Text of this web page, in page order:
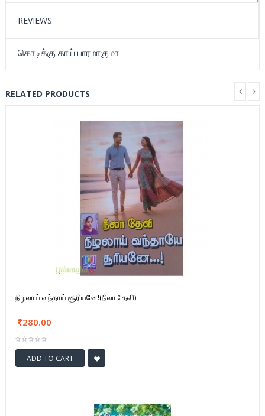
REVIEWS
கொடிக்கு காய் பாரமாகுமா
RELATED PRODUCTS
நிழலாய் வந்தாய் சூரியனே!(நிலா தேவி)
280.00
ADD TO CART